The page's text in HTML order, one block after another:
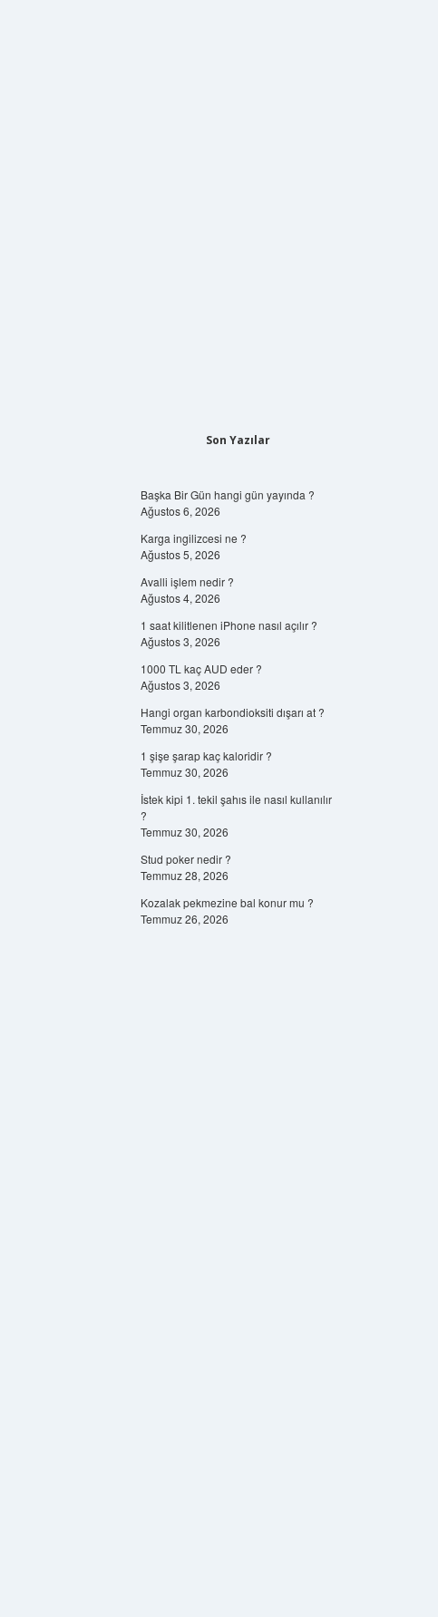
Son Yazılar
Başka Bir Gün hangi gün yayında ?
Ağustos 6, 2026
Karga ingilizcesi ne ?
Ağustos 5, 2026
Avalli işlem nedir ?
Ağustos 4, 2026
1 saat kilitlenen iPhone nasıl açılır ?
Ağustos 3, 2026
1000 TL kaç AUD eder ?
Ağustos 3, 2026
Hangi organ karbondioksiti dışarı at ?
Temmuz 30, 2026
1 şişe şarap kaç kaloridir ?
Temmuz 30, 2026
İstek kipi 1. tekil şahıs ile nasıl kullanılır
?
Temmuz 30, 2026
Stud poker nedir ?
Temmuz 28, 2026
Kozalak pekmezine bal konur mu ?
Temmuz 26, 2026